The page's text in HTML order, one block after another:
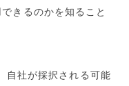
きるのかを知ること
自社が採択される可能